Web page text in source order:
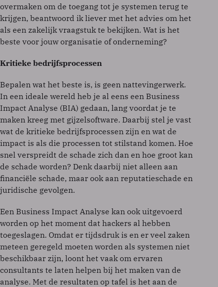
overmaken om de toegang tot je systemen terug te
krijgen, beantwoord ik liever met het advies om het
als een zakelijk vraagstuk te bekijken. Wat is het
beste voor jouw organisatie of onderneming?
Kritieke bedrijfsprocessen
Bepalen wat het beste is, is geen nattevingerwerk.
In een ideale wereld heb je al eens een Business
Impact Analyse (BIA) gedaan, lang voordat je te
maken kreeg met gijzelsoftware. Daarbij stel je vast
wat de kritieke bedrijfsprocessen zijn en wat de
impact is als die processen tot stilstand komen. Hoe
snel verspreidt de schade zich dan en hoe groot kan
de schade worden? Denk daarbij niet alleen aan
financiële schade, maar ook aan reputatieschade en
juridische gevolgen.
Een Business Impact Analyse kan ook uitgevoerd
worden op het moment dat hackers al hebben
toegeslagen. Omdat er tijdsdruk is en er veel zaken
meteen geregeld moeten worden als systemen niet
beschikbaar zijn, loont het vaak om ervaren
consultants te laten helpen bij het maken van de
analyse. Met de resultaten op tafel is het aan de